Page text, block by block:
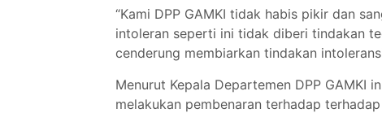
“Kami DPP GAMKI tidak habis pikir dan
intoleran seperti ini tidak diberi tindakan
cenderung membiarkan tindakan
Menurut Kepala Departemen DPP GAMKI
melakukan pembenaran terhadap